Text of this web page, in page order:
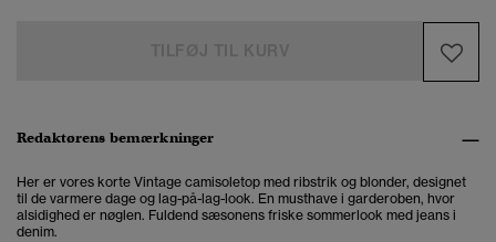
Redaktørens bemærkninger
Her er vores korte Vintage camisoletop med ribstrik og blonder, designet
til de varmere dage og lag-på-lag-look. En musthave i garderoben, hvor
alsidighed er nøglen. Fuldend sæsonens friske sommerlook med jeans i
denim.